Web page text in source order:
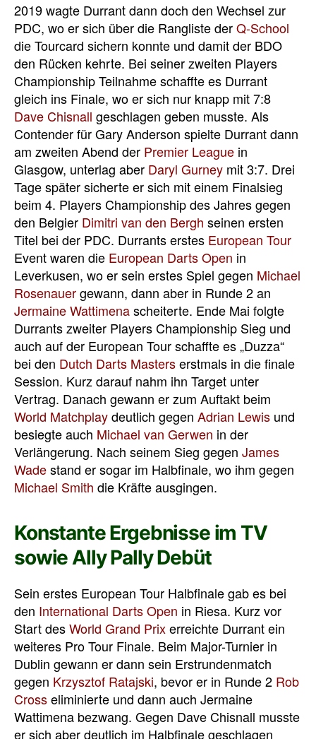
2019 wagte Durrant dann doch den Wechsel zur
PDC, wo er sich über die Rangliste derQ-School
die Tourcard sichern konnte und damit der BDO
den Rücken kehrte. Bei seiner zweiten Players
Championship Teilnahme schaffte es Durrant
gleich ins Finale, wo er sich nur knapp mit 7:8
Dave Chisnall geschlagen geben musste. Als
Contender für Gary Anderson spielte Durrant dann
am zweiten Abend der Premier League in
Glasgow, unterlag aber Daryl Gurney mit 3:7. Drei
Tage später sicherte er sich mit einem Finalsieg
beim 4. Players Championship des Jahres gegen
den Belgier Dimitri van den Bergh seinen ersten
Titel bei der PDC. Durrants erstes European Tour
Event waren die European Darts Open in
Leverkusen, wo er sein erstes Spiel gegen Michael
Rosenauergewann, dann aber in Runde 2 an
Jermaine Wattimenascheiterte. Ende Mai folgte
Durrants zweiter Players Championship Sieg und
auch auf der European Tour schaffte es „Duzza“
bei den Dutch Darts Masterserstmals in die finale
Session. Kurz darauf nahm ihn Target unter
Vertrag. Danach gewann er zum Auftakt beim
World Matchplaydeutlich gegen Adrian Lewis und
besiegte auch Michael van Gerwen in der
Verlängerung. Nach seinem Sieg gegen James
Wadestand er sogar im Halbfinale, wo ihm gegen
Michael Smith die Kräfte ausgingen.
Konstante Ergebnisse im TV
sowie Ally Pally Debüt
Sein erstes European Tour Halbfinale gab es bei
den International Darts Open in Riesa. Kurz vor
Start desWorld Grand Prixerreichte Durrant ein
weiteres Pro Tour Finale. Beim Major-Turnier in
Dublin gewann er dann sein Erstrundenmatch
gegen Krzysztof Ratajski, bevor er in Runde 2 Rob
Crosseliminierte und dann auch Jermaine
Wattimena bezwang. Gegen Dave Chisnall musste
er sich aber deutlich im Halbfinale geschlagen